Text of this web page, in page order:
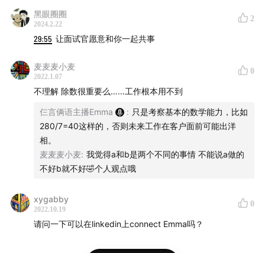
42:30一些缓解面试紧张的tips：排练排练再排练/关注
问题本身/做好“背调”
50:20围观正在硅谷上演的“抢人大战”：还没接offer就
收到了老板递来的热奶茶
55:24本期picks
本期Picks:
Google秋色地图
在家5分钟自制天然代餐饮料
言互动！喜欢我们的节目别忘了在苹果播客、小宇宙、喜
马拉雅、Spotify、Google Podcast订阅我们。
@threetwotalks
黑眼圈圈
2024.2.22
2
29:55 让面试官愿意和你一起共事
麦麦麦小麦
2022.1.07
0
不理解 除数很重要么……工作根本用不到
仨言俩语主播Emma : 只是考察基本的数学能力，比如
280/7=40这样的，否则未来工作在客户面前可能出洋
相。
麦麦麦小麦: 我觉得a和b是两个不同的事情 不能说a做的
不好b就不好🤣个人观点哦
xygabby
2022.10.19
0
请问一下可以在linkedin上connect Emma吗？